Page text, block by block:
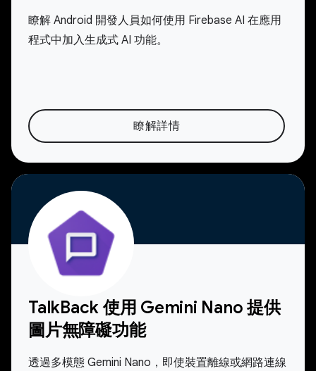
瞭解 Android 開發人員如何使用 Firebase AI 在應用
程式中加入生成式 AI 功能。
瞭解詳情
TalkBack 使用 Gemini Nano 提供
圖片無障礙功能
透過多模態 Gemini Nano，即使裝置離線或網路連線